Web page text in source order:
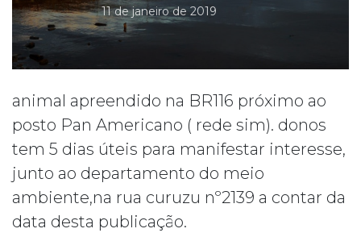
11 de janeiro de 2019
animal apreendido na BR116 próximo ao
posto Pan Americano ( rede sim). donos
tem 5 dias úteis para manifestar interesse,
junto ao departamento do meio
ambiente,na rua curuzu nº2139 a contar da
data desta publicação.